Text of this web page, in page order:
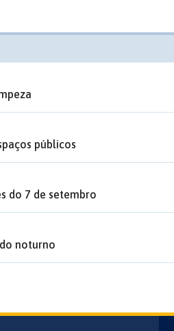
públicos
do 7 de setembro
noturno